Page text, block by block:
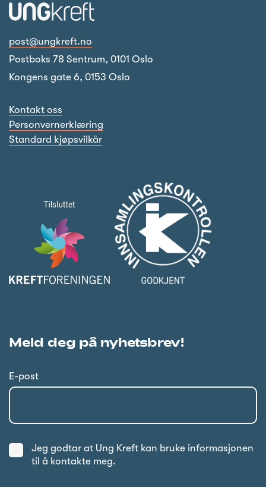
post@ungkreft.no
Postboks 78 Sentrum, 0101 Oslo
Kongens gate 6, 0153 Oslo
Kontakt oss
Personvernerklæring
Standard kjøpsvilkår
Meld deg på nyhetsbrev!
E-post
Jeg godtar at Ung Kreft kan bruke informasjonen
til å kontakte meg.